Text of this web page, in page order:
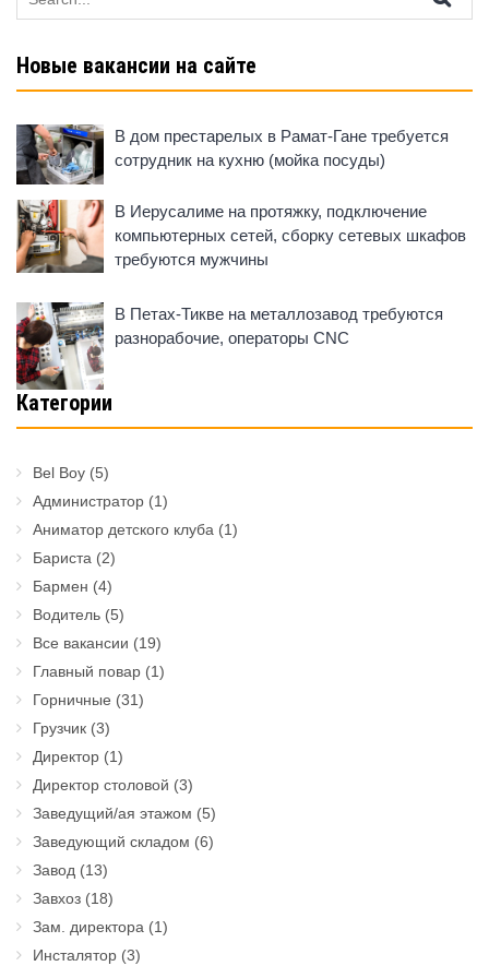
for:
Новые вакансии на сайте
В дом престарелых в Рамат-Гане требуется
сотрудник на кухню (мойка посуды)
В Иерусалиме на протяжку, подключение
компьютерных сетей, сборку сетевых шкафов
требуются мужчины
В Петах-Тикве на металлозавод требуются
разнорабочие, операторы CNC
Категории
Bel Boy (5)
Администратор (1)
Аниматор детского клуба (1)
Бариста (2)
Бармен (4)
Водитель (5)
Все вакансии (19)
Главный повар (1)
Горничные (31)
Грузчик (3)
Директор (1)
Директор столовой (3)
Заведущий/ая этажом (5)
Заведующий складом (6)
Завод (13)
Завхоз (18)
Зам. директора (1)
Инсталятор (3)